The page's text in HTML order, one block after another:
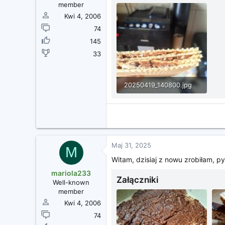
member
Kwi 4, 2006
74
145
33
20250419_140800.jpg
M
mariola233
Well-known
member
Kwi 4, 2006
74
Maj 31, 2025
Witam, dzisiaj z nowu zrobiłam,
Załączniki